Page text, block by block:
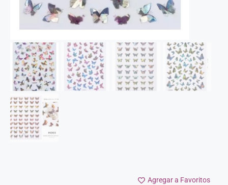
Agregar a Favoritos